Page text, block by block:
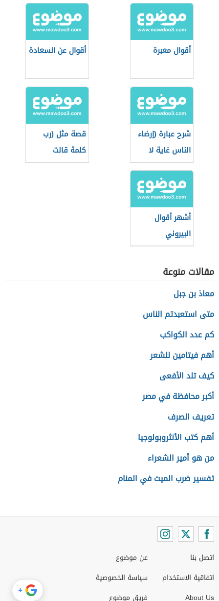
أقوال معبرة أقوال عن السعادة
شرح عبارة (إرضاء
الناس غاية لا
تدرك)
قصة مثل (رب
كلمة قالت
لصاحبها دعني)
أشهر أقوال
البيروني
مقالات منوعة
معاذ بن جبل
متى استعبدتم الناس
كم عدد الكواكب
أهم فيتامين للشعر
كيف تلد الأفعى
أكبر محافظة في مصر
تعريف الصرف
أهم كتب الأنثروبولوجيا
من هو أمير الشعراء
تفسير ضرب الميت في المنام
اتصل بنا
اتفاقية الاستخدام
About Us
عن موضوع
سياسة الخصوصية
فريق موضوع
+